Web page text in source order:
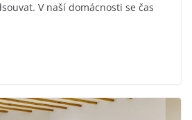
V naší domácnosti se čas